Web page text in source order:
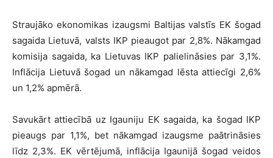
Straujāko ekonomikas izaugsmi Baltijas valstīs EK šogad
sagaida Lietuvā, valsts IKP pieaugot par 2,8%. Nākamgad
komisija sagaida, ka Lietuvas IKP palielināsies par 3,1%.
Inflācija Lietuvā šogad un nākamgad lēsta attiecīgi 2,6%
un 1,2% apmērā.
Savukārt attiecībā uz Igauniju EK sagaida, ka šogad IKP
pieaugs par 1,1%, bet nākamgad izaugsme paātrināsies
līdz 2,3%. EK vērtējumā, inflācija Igaunijā šogad veidos